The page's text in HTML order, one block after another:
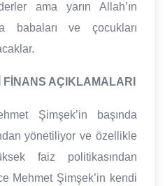
ama yarın Allah’ın
babaları ve çocukları
FİNANS AÇIKLAMALARI
Şimşek’in başında
yönetiliyor ve özellikle
faiz politikasından
Mehmet Şimşek’in kendi